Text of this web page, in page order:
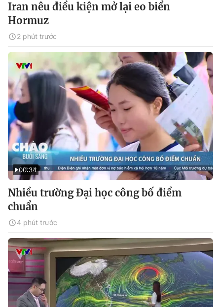
Iran nêu điều kiện mở lại eo biển
Hormuz
2 phút trước
00:34
Nhiều trường Đại học công bố điểm
chuẩn
4 phút trước